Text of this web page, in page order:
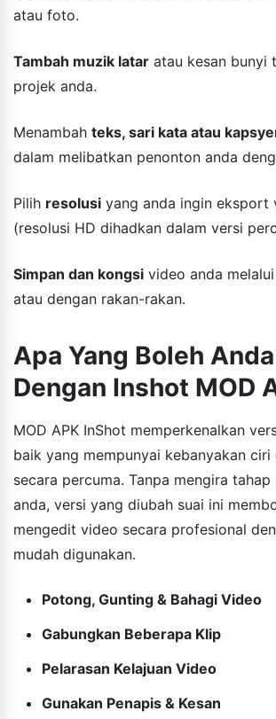
atau foto.
Tambah muzik latar atau kesan bunyi
projek anda.
Menambah teks, sari kata atau
dalam melibatkan penonton anda
Pilih resolusi yang anda ingin eksport
(resolusi HD dihadkan dalam versi
Simpan dan kongsi video anda
atau dengan rakan-rakan.
Apa Yang Boleh
Dengan Inshot MOD
MOD APK InShot memperkenalkan
baik yang mempunyai kebanyakan ciri
secara percuma. Tanpa mengira tahap
anda, versi yang diubah suai ini
mengedit video secara profesional
mudah digunakan.
Potong, Gunting & Bahagi Video
Gabungkan Beberapa Klip
Pelarasan Kelajuan Video
Gunakan Penapis & Kesan